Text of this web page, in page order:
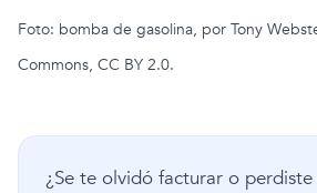
Foto: bomba de gasolina, por Tony
Commons, CC BY 2.0.
¿Se te olvidó facturar o